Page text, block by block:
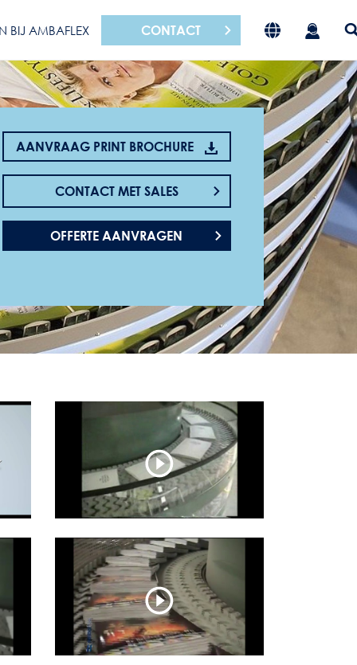
BIJ AMBAFLEX CONTACT
AANVRAAG PRINT BROCHURE
CONTACT MET SALES
OFFERTE AANVRAGEN